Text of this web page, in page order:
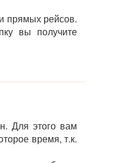
прямых рейсов.
вы получите
Для этого вам
время, т.к.